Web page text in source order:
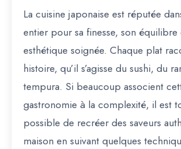
La cuisine japonaise est réputée
entier pour sa finesse, son équilibre
esthétique soignée. Chaque plat
histoire, qu’il s’agisse du sushi, du
tempura. Si beaucoup associent
gastronomie à la complexité, il est
possible de recréer des saveurs
maison en suivant quelques